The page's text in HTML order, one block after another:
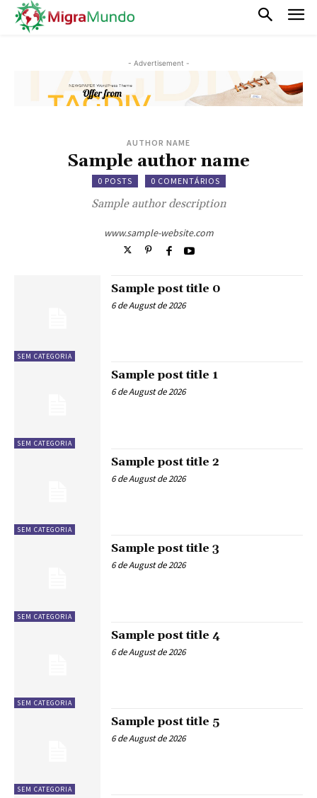
- Advertisement -
AUTHOR NAME
Sample author name
0 POSTS 0 COMENTÁRIOS
Sample author description
www.sample-website.com
SEM CATEGORIA
Sample post title 0
6 de August de 2026
SEM CATEGORIA
Sample post title 1
6 de August de 2026
SEM CATEGORIA
Sample post title 2
6 de August de 2026
SEM CATEGORIA
Sample post title 3
6 de August de 2026
SEM CATEGORIA
Sample post title 4
6 de August de 2026
SEM CATEGORIA
Sample post title 5
6 de August de 2026